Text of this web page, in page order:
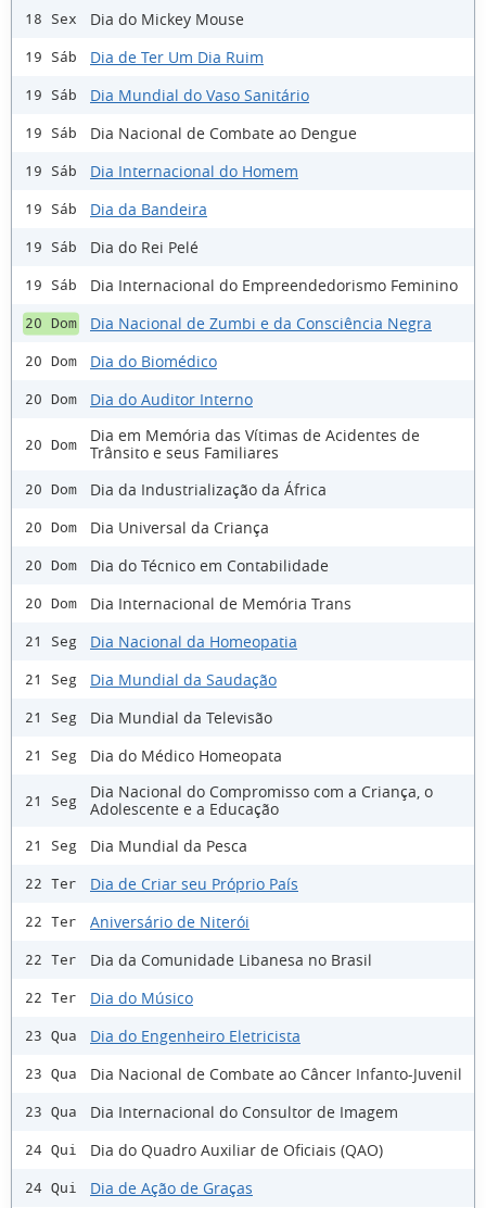
18 Sex Dia do Mickey Mouse
19 Sáb Dia de Ter Um Dia Ruim
19 Sáb Dia Mundial do Vaso Sanitário
19 Sáb Dia Nacional de Combate ao Dengue
19 Sáb Dia Internacional do Homem
19 Sáb Dia da Bandeira
19 Sáb Dia do Rei Pelé
19 Sáb Dia Internacional do Empreendedorismo Feminino
20 Dom Dia Nacional de Zumbi e da Consciência Negra
20 Dom Dia do Biomédico
20 Dom Dia do Auditor Interno
20 Dom
Dia em Memória das Vítimas de Acidentes de
Trânsito e seus Familiares
20 Dom Dia da Industrialização da África
20 Dom Dia Universal da Criança
20 Dom Dia do Técnico em Contabilidade
20 Dom Dia Internacional de Memória Trans
21 Seg Dia Nacional da Homeopatia
21 Seg Dia Mundial da Saudação
21 Seg Dia Mundial da Televisão
21 Seg Dia do Médico Homeopata
21 Seg
Dia Nacional do Compromisso com a Criança, o
Adolescente e a Educação
21 Seg Dia Mundial da Pesca
22 Ter Dia de Criar seu Próprio País
22 Ter Aniversário de Niterói
22 Ter Dia da Comunidade Libanesa no Brasil
22 Ter Dia do Músico
23 Qua Dia do Engenheiro Eletricista
23 Qua Dia Nacional de Combate ao Câncer Infanto-Juvenil
23 Qua Dia Internacional do Consultor de Imagem
24 Qui Dia do Quadro Auxiliar de Oficiais (QAO)
24 Qui Dia de Ação de Graças